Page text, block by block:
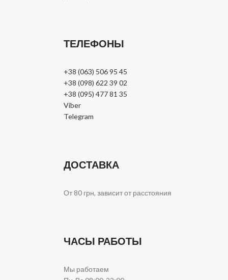
ТЕЛЕФОНЫ
+38 (063) 506 95 45
+38 (098) 622 39 02
+38 (095) 477 81 35
Viber
Telegram
ДОСТАВКА
От 80 грн, зависит от расстояния
ЧАСЫ РАБОТЫ
Мы работаем